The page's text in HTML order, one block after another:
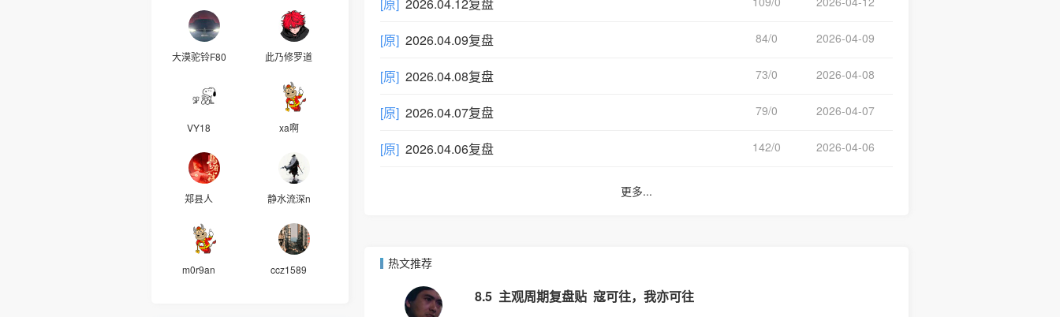
大漠驼铃F80 此乃修罗道
VY18 xa啊
郑县人 静水流深n
m0r9an ccz1589
[原] 2026.04.09复盘 84/0 2026-04-09
[原] 2026.04.08复盘 73/0 2026-04-08
[原] 2026.04.07复盘 79/0 2026-04-07
[原] 2026.04.06复盘 142/0 2026-04-06
更多...
热文推荐
8.5 主观周期复盘贴 寇可往，我亦可往